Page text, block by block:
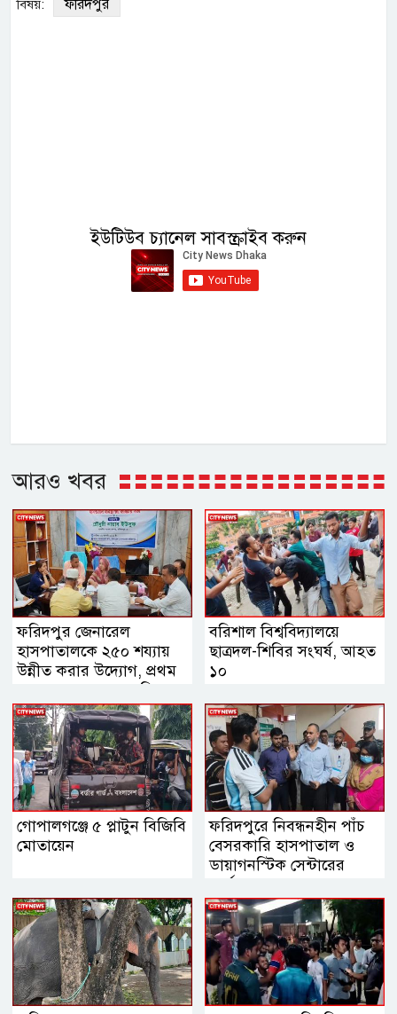
বিষয়: ফরিদপুর
ইউটিউব চ্যানেল সাবস্ক্রাইব করুন
আরও খবর
ফরিদপুর জেনারেল
হাসপাতালকে ২৫০ শয্যায়
উন্নীত করার উদ্যোগ, প্রথম
ব্যবস্থাপনা সভায় এমপি
নায়াব ইউসুফ
বরিশাল বিশ্ববিদ্যালয়ে
ছাত্রদল-শিবির সংঘর্ষ, আহত
১০
গোপালগঞ্জে ৫ প্লাটুন বিজিবি
মোতায়েন
ফরিদপুরে নিবন্ধনহীন পাঁচ
বেসরকারি হাসপাতাল ও
ডায়াগনস্টিক সেন্টারের
কার্যক্রম বন্ধ